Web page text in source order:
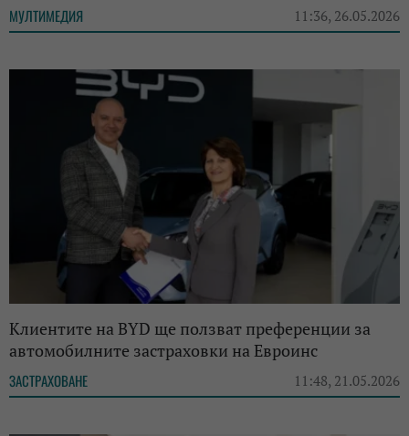
МУЛТИМЕДИЯ 11:36, 26.05.2026
Клиентите на BYD ще ползват преференции за
автомобилните застраховки на Евроинс
ЗАСТРАХОВАНЕ 11:48, 21.05.2026